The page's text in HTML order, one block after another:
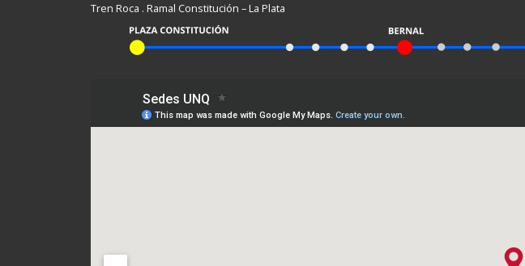
Tren Roca . Ramal Constitución – La Plata